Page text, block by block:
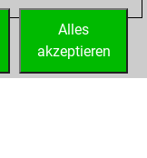
Alles
akzeptieren